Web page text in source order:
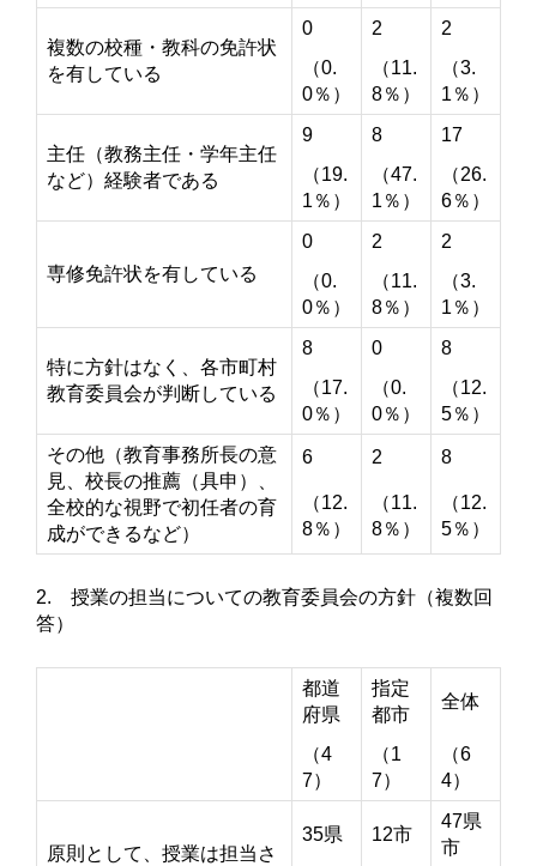
複数の校種・教科の免許状
を有している
0 2
2
（0.
0％）
（11.
8％）
（3.
1％）
主任（教務主任・学年主任
など）経験者である
9 8
17
（19.
1％）
（47.
1％）
（26.
6％）
専修免許状を有している
0 2
2
（0.
0％）
（11.
8％）
（3.
1％）
特に方針はなく、各市町村
教育委員会が判断している
8 0
8
（17.
0％）
（0.
0％）
（12.
5％）
その他（教育事務所長の意
見、校長の推薦（具申）、
全校的な視野で初任者の育
成ができるなど）
6 2 8
（12.
8％）
（11.
8％）
（12.
5％）
2. 授業の担当についての教育委員会の方針（複数回
答）
都道
府県
指定
都市
全体
（4
7）
（1
7）
（6
4）
原則として、授業は担当さ
35県 12市
47県
市